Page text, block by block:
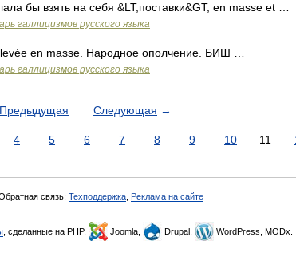
бы взять на себя &LT;поставки&GT; en masse et …
галлицизмов русского языка
en masse. Народное ополчение. БИШ …
галлицизмов русского языка
Предыдущая Следующая →
4 5 6 7 8 9 10 11
связь: Техподдержка Реклама на сайте
, сделанные на PHP, Joomla, Drupal, WordPress, MODx.